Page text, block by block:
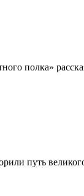
полка»
путь